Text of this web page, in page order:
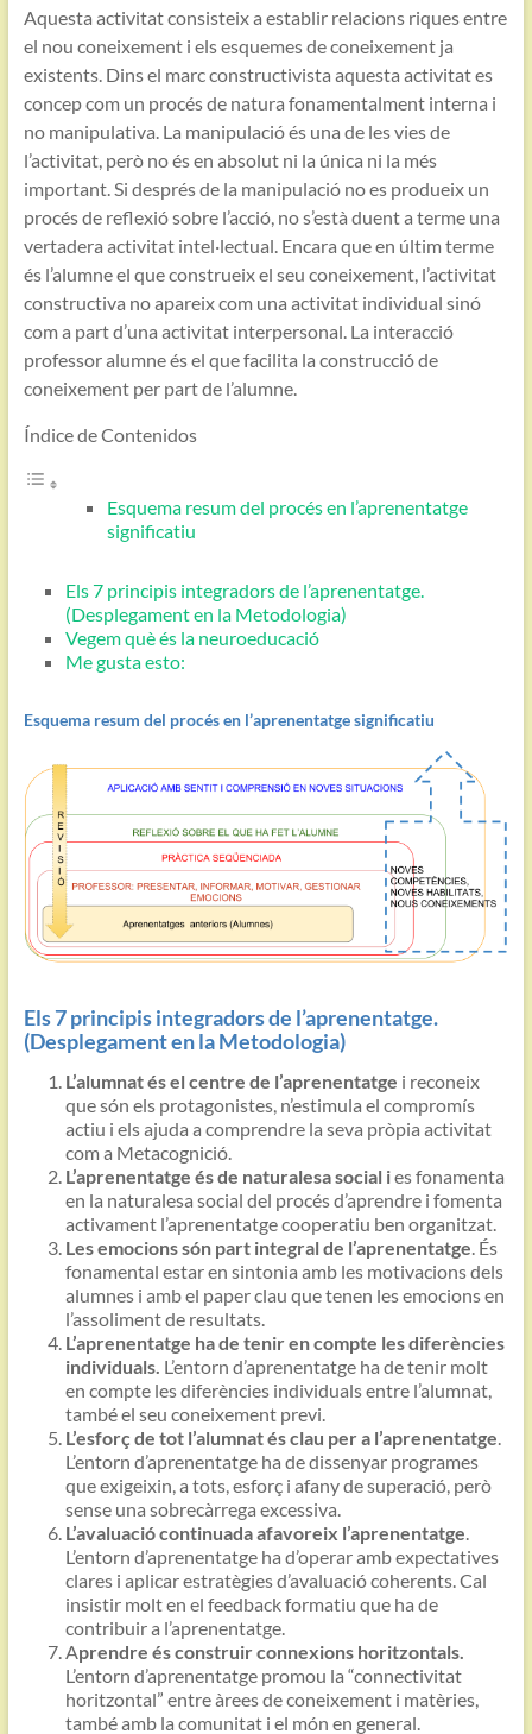
Aquesta activitat consisteix a establir relacions riques entre
el nou coneixement i els esquemes de coneixement ja
existents. Dins el marc constructivista aquesta activitat es
concep com un procés de natura fonamentalment interna i
no manipulativa. La manipulació és una de les vies de
l’activitat, però no és en absolut ni la única ni la més
important. Si després de la manipulació no es produeix un
procés de reflexió sobre l’acció, no s’està duent a terme una
vertadera activitat intel·lectual. Encara que en últim terme
és l’alumne el que construeix el seu coneixement, l’activitat
constructiva no apareix com una activitat individual sinó
com a part d’una activitat interpersonal. La interacció
professor alumne és el que facilita la construcció de
coneixement per part de l’alumne.
Índice de Contenidos
Esquema resum del procés en l’aprenentatge
significatiu
Els 7 principis integradors de l’aprenentatge.
(Desplegament en la Metodologia)
Vegem què és la neuroeducació
Me gusta esto:
Esquema resum del procés en l’aprenentatge significatiu
Els 7 principis integradors de l’aprenentatge.
(Desplegament en la Metodologia)
L’alumnat és el centre de l’aprenentatge i reconeix
que són els protagonistes, n’estimula el compromís
actiu i els ajuda a comprendre la seva pròpia activitat
com a Metacognició.
L’aprenentatge és de naturalesa social ies fonamenta
en la naturalesa social del procés d’aprendre i fomenta
activament l’aprenentatge cooperatiu ben organitzat.
Les emocions són part integral de l’aprenentatge. És
fonamental estar en sintonia amb les motivacions dels
alumnes i amb el paper clau que tenen les emocions en
l’assoliment de resultats.
L’aprenentatge ha de tenir en compte les diferències
individuals. L’entorn d’aprenentatge ha de tenir molt
en compte les diferències individuals entre l’alumnat,
també el seu coneixement previ.
L’esforç de tot l’alumnat és clau per a l’aprenentatge.
L’entorn d’aprenentatge ha de dissenyar programes
que exigeixin, a tots, esforç i afany de superació, però
sense una sobrecàrrega excessiva.
L’avaluació continuada afavoreix l’aprenentatge.
L’entorn d’aprenentatge ha d’operar amb expectatives
clares i aplicar estratègies d’avaluació coherents. Cal
insistir molt en el feedback formatiu que ha de
contribuir a l’aprenentatge.
Aprendre és construir connexions horitzontals.
L’entorn d’aprenentatge promou la “connectivitat
horitzontal” entre àrees de coneixement i matèries,
també amb la comunitat i el món en general.